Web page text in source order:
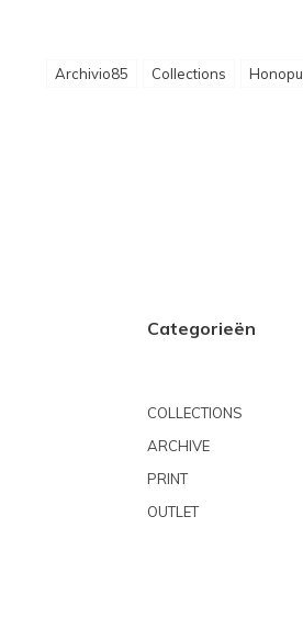
Archivio85 Collections Honopu
Categorieën
COLLECTIONS
ARCHIVE
PRINT
OUTLET